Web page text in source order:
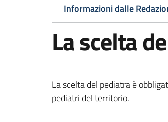
Informazioni dalle
La scelta
La scelta del pediatra è
pediatri del territorio.